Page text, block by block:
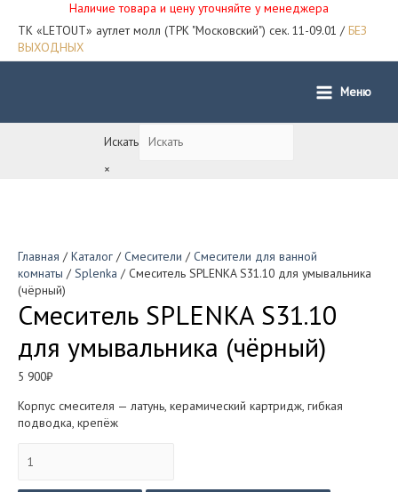
Наличие товара и цену уточняйте у менеджера
ТК «LETOUT» аутлет молл (ТРК "Московский") сек. 11-09.01 / БЕЗ
ВЫХОДНЫХ
Main
Меню
Искать
×
Главная / Каталог / Смесители / Смесители для ванной
комнаты / Splenka / Смеситель SPLENKA S31.10 для умывальника
(чёрный)
Смеситель SPLENKA S31.10
для умывальника (чёрный)
5 900₽
Корпус смесителя — латунь, керамический картридж, гибкая
подводка, крепёж
товара